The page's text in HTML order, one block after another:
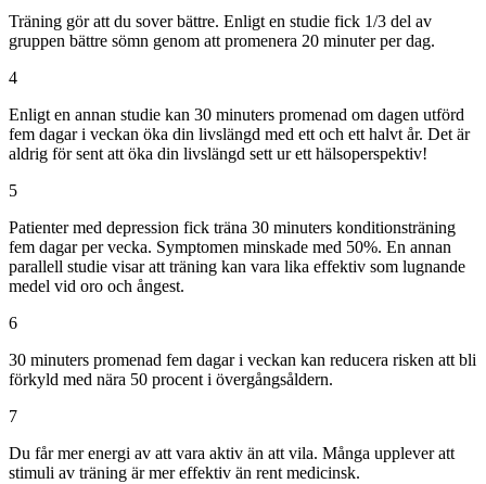
Träning gör att du sover bättre. Enligt en studie fick 1/3 del av
gruppen bättre sömn genom att promenera 20 minuter per dag.
4
Enligt en annan studie kan 30 minuters promenad om dagen utförd
fem dagar i veckan öka din livslängd med ett och ett halvt år. Det är
aldrig för sent att öka din livslängd sett ur ett hälsoperspektiv!
5
Patienter med depression fick träna 30 minuters konditionsträning
fem dagar per vecka. Symptomen minskade med 50%. En annan
parallell studie visar att träning kan vara lika effektiv som lugnande
medel vid oro och ångest.
6
30 minuters promenad fem dagar i veckan kan reducera risken att bli
förkyld med nära 50 procent i övergångsåldern.
7
Du får mer energi av att vara aktiv än att vila. Många upplever att
stimuli av träning är mer effektiv än rent medicinsk.